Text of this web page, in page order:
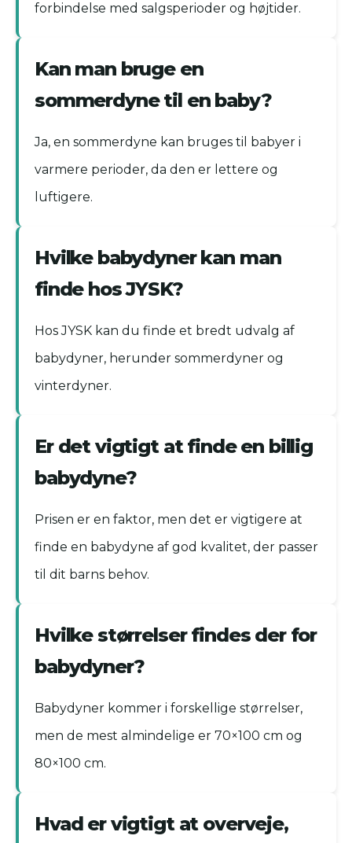
forbindelse med salgsperioder og højtider.
Kan man bruge en
sommerdyne til en baby?
Ja, en sommerdyne kan bruges til babyer i
varmere perioder, da den er lettere og
luftigere.
Hvilke babydyner kan man
finde hos JYSK?
Hos JYSK kan du finde et bredt udvalg af
babydyner, herunder sommerdyner og
vinterdyner.
Er det vigtigt at finde en billig
babydyne?
Prisen er en faktor, men det er vigtigere at
finde en babydyne af god kvalitet, der passer
til dit barns behov.
Hvilke størrelser findes der for
babydyner?
Babydyner kommer i forskellige størrelser,
men de mest almindelige er 70×100 cm og
80×100 cm.
Hvad er vigtigt at overveje,